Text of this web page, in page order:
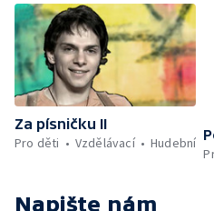
Za písničku II
Pro děti
Vzdělávací Hudební
Napište nám